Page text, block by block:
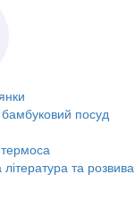
посуд
та